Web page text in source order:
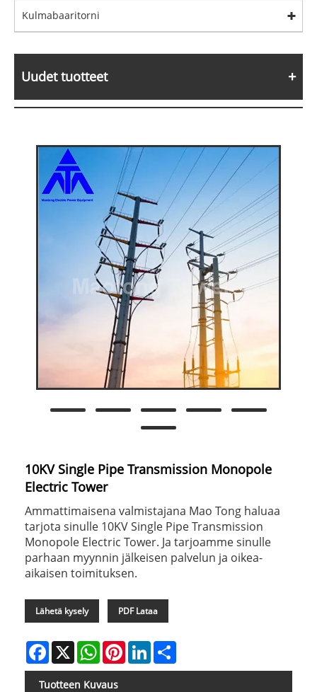
Kulmabaaritorni
Uudet tuotteet
10KV Single Pipe Transmission Monopole
Electric Tower
Ammattimaisena valmistajana Mao Tong haluaa
tarjota sinulle 10KV Single Pipe Transmission
Monopole Electric Tower. Ja tarjoamme sinulle
parhaan myynnin jälkeisen palvelun ja oikea-
aikaisen toimituksen.
Lähetä kysely PDF Lataa
Facebook
X WhatsAppPinterestLinkedIn
Tuotteen Kuvaus